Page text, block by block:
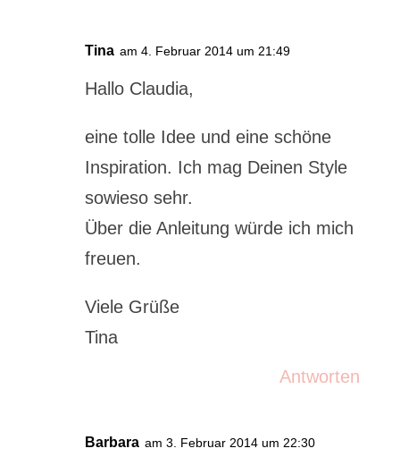
Tina am 4. Februar 2014 um 21:49
Hallo Claudia,
eine tolle Idee und eine schöne
Inspiration. Ich mag Deinen Style
sowieso sehr.
Über die Anleitung würde ich mich
freuen.
Viele Grüße
Tina
Antworten
Barbara am 3. Februar 2014 um 22:30